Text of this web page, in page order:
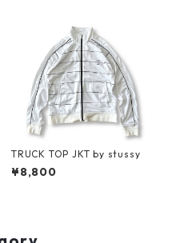
TRUCK TOP JKT by stussy
¥8,800